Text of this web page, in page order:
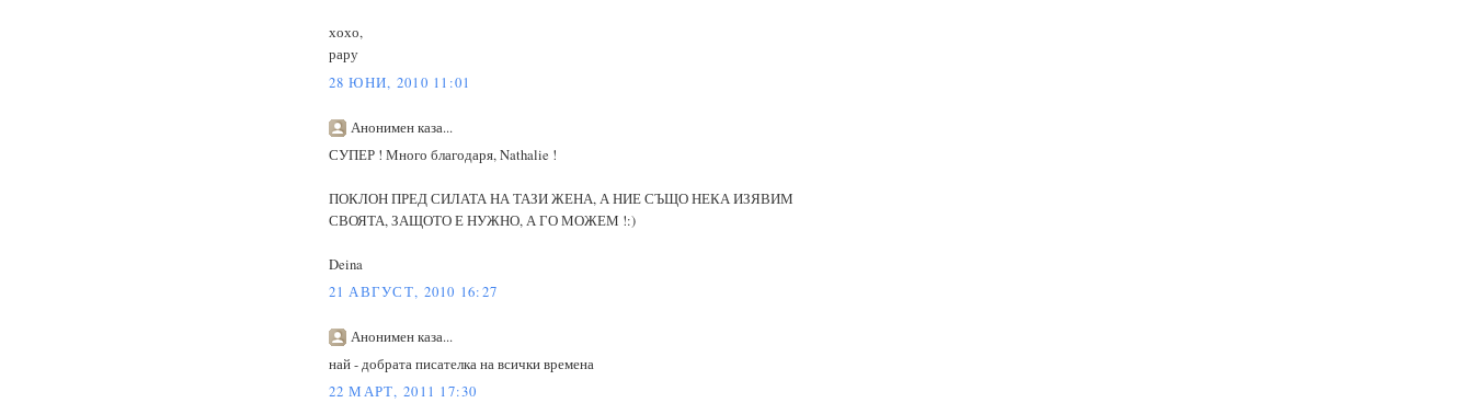
хохо,
рару
28 ЮНИ, 2010 11:01
Анонимен каза...
СУПЕР ! Много благодаря, Nathalie !
ПОКЛОН ПРЕД СИЛАТА НА ТАЗИ ЖЕНА, А НИЕ СЪЩО НЕКА ИЗЯВИМ
СВОЯТА, ЗАЩОТО Е НУЖНО, А ГО МОЖЕМ !:)
Deina
21 АВГУСТ, 2010 16:27
Анонимен каза...
най - добрата писателка на всички времена
22 МАРТ, 2011 17:30